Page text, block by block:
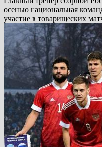
осенью национальная
участие в товарищеских